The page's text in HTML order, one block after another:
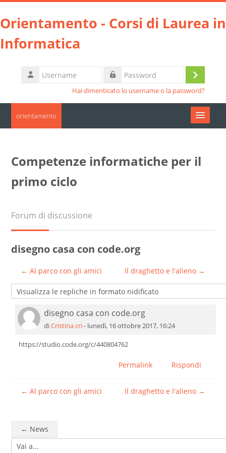
Orientamento - Corsi di Laurea in
Informatica
Username
Login
Hai dimenticato lo username o la password?
orientamento
UniTO
Italiano ‎(it)‎
corsi
Competenze informatiche per il
primo ciclo
Forum di discussione
disegno casa con code.org
← Al parco con gli amici Il draghetto e l'alieno →
disegno casa con code.org
diCristina cri- lunedì, 16 ottobre 2017, 16:24
Numero di risposte: 0
https://studio.code.org/c/440804762
Permalink Rispondi
← Al parco con gli amici Il draghetto e l'alieno →
← News
Vai a...